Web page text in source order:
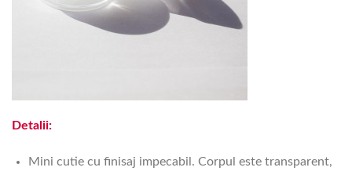
Detalii:
Mini cutie cu finisaj impecabil. Corpul este transparent,